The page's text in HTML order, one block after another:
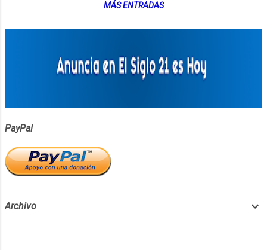
Los Animales no hablan porque saben que los humanos
MÁS ENTRADAS
PayPal
Archivo